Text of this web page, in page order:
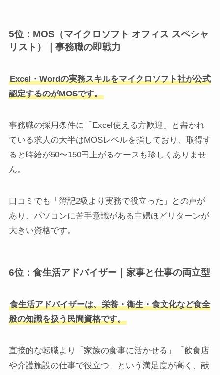
5位：MOS（マイクロソフト オフィス スペシャ
リスト）｜事務職の即戦力
Excel・Wordの実務スキルをマイクロソフト社が公式
認定するのがMOSです。
事務職の採用条件に「Excel使える方歓迎」と書かれ
ている求人の大半はMOSレベルを指しており、取得す
ると時給が50〜150円上がるケースも珍しくありませ
ん。
口コミでも「簿記2級より実務で役立った」との声が
あり、パソコンに苦手意識がある主婦ほどリターンが
大きい資格です。
6位：食生活アドバイザー｜家事と仕事の両立型
食生活アドバイザーは、栄養・衛生・食文化など食全
般の知識を扱う民間資格です。
直接的な転職より「家族の食事に活かせる」「飲食店
や介護施設の仕事で役立つ」という満足度が高く、献